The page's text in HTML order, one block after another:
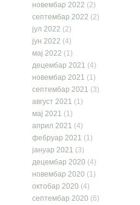
новембар 2022 (2)
септембар 2022 (2)
јул 2022 (2)
јун 2022 (4)
мај 2022 (1)
децембар 2021 (4)
новембар 2021 (1)
септембар 2021 (3)
август 2021 (1)
мај 2021 (1)
април 2021 (4)
фебруар 2021 (1)
јануар 2021 (3)
децембар 2020 (4)
новембар 2020 (1)
октобар 2020 (4)
септембар 2020 (6)